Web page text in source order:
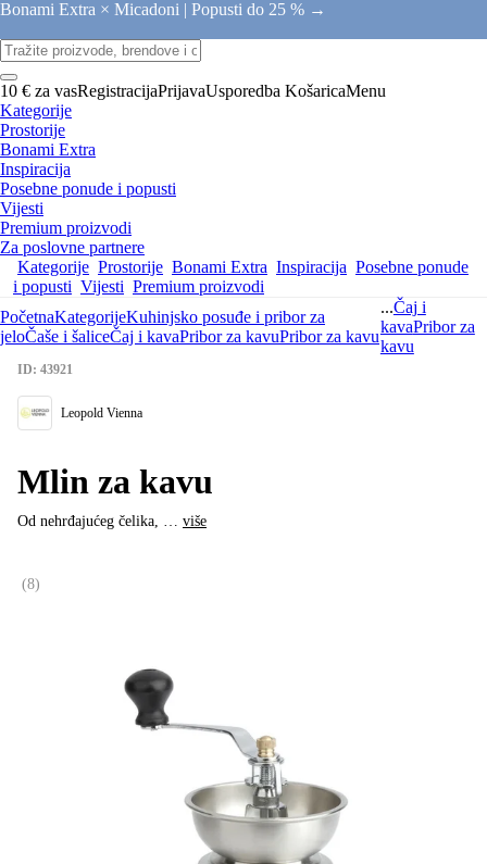
Bonami Extra × Micadoni | Popusti do 25 % →
10 € za vasRegistracijaPrijavaUsporedba KošaricaMenu
Kategorije
Prostorije
Bonami Extra
Inspiracija
Posebne ponude i popusti
Vijesti
Premium proizvodi
Za poslovne partnere
Kategorije Prostorije Bonami Extra Inspiracija Posebne ponude
i popusti Vijesti Premium proizvodi
PočetnaKategorijeKuhinjsko posuđe i pribor za
jeloČaše i šaliceČaj i kavaPribor za kavuPribor za kavu
...Čaj i
kavaPribor za
kavu
ID: 43921
Leopold Vienna
Mlin za kavu
Od nehrđajućeg čelika, … više
(8)